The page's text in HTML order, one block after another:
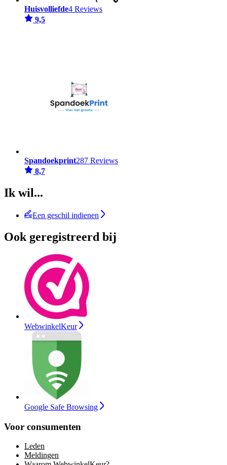
Huisvolliefde4 Reviews
9,5
Spandoekprint287 Reviews
8,7
Ik wil...
Een geschil indienen
Ook geregistreerd bij
WebwinkelKeur
Google Safe Browsing
Voor consumenten
Leden
Meldingen